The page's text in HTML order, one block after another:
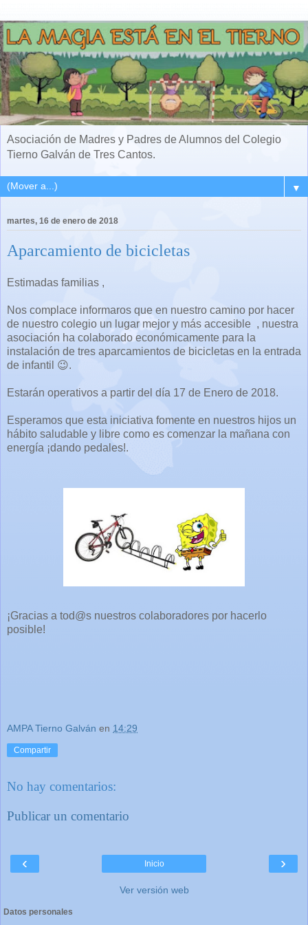
Asociación de Madres y Padres de Alumnos del Colegio
Tierno Galván de Tres Cantos.
▼
martes, 16 de enero de 2018
Aparcamiento de bicicletas
Estimadas familias ,
Nos complace informaros que en nuestro camino por hacer
de nuestro colegio un lugar mejor y más accesible , nuestra
asociación ha colaborado económicamente para la
instalación de tres aparcamientos de bicicletas en la entrada
de infantil 😉.
Estarán operativos a partir del día 17 de Enero de 2018.
Esperamos que esta iniciativa fomente en nuestros hijos un
hábito saludable y libre como es comenzar la mañana con
energía ¡dando pedales!.
¡Gracias a tod@s nuestros colaboradores por hacerlo
posible!
AMPA Tierno Galván en 14:29
Compartir
No hay comentarios:
Publicar un comentario
‹ ›
Inicio
Ver versión web
Datos personales